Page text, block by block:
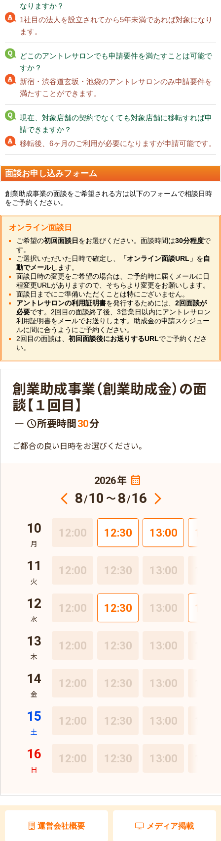
なりますか？
1社目の法人を設立されてから5年未満であれば対象になり
ます。
どこのアントレサロンでも申請要件を満たすことは可能で
すか？
新宿・渋谷道玄坂・池袋のアントレサロンのみ申請要件を
満たすことができます。
現在、対象店舗の契約でなくても対象店舗に移転すれば申
請できますか？
移転後、6ヶ月のご利用が必要になりますが申請可能です。
面談お申し込みフォーム
創業助成事業の面談をご希望される方は以下のフォームで相談日時
をご予約ください。
オンライン面談日
ご希望の初回面談日 をお選びください。面談時間は30分程度で
す。
ご選択いただいた日時で確定し、
「オンライン面談URL」 を 自
動でメールします。
面談日時の変更をご希望の場合は、ご予約時に届くメールに日
程変更URLがありますので、そちらより変更をお願いします。
面談日までにご準備いただくことは特にございません。
アントレサロンの利用証明書を発行するためには、 2回面談が
必要です。2回目の面談終了後、3営業日以内にアントレサロン
利用証明書をメールでお送りします。助成金の申請スケジュー
ルに間に合うようにご予約ください。
2回目の面談は、 初回面談後にお送りするURLでご予約くださ
い。
運営会社概要 メディア掲載